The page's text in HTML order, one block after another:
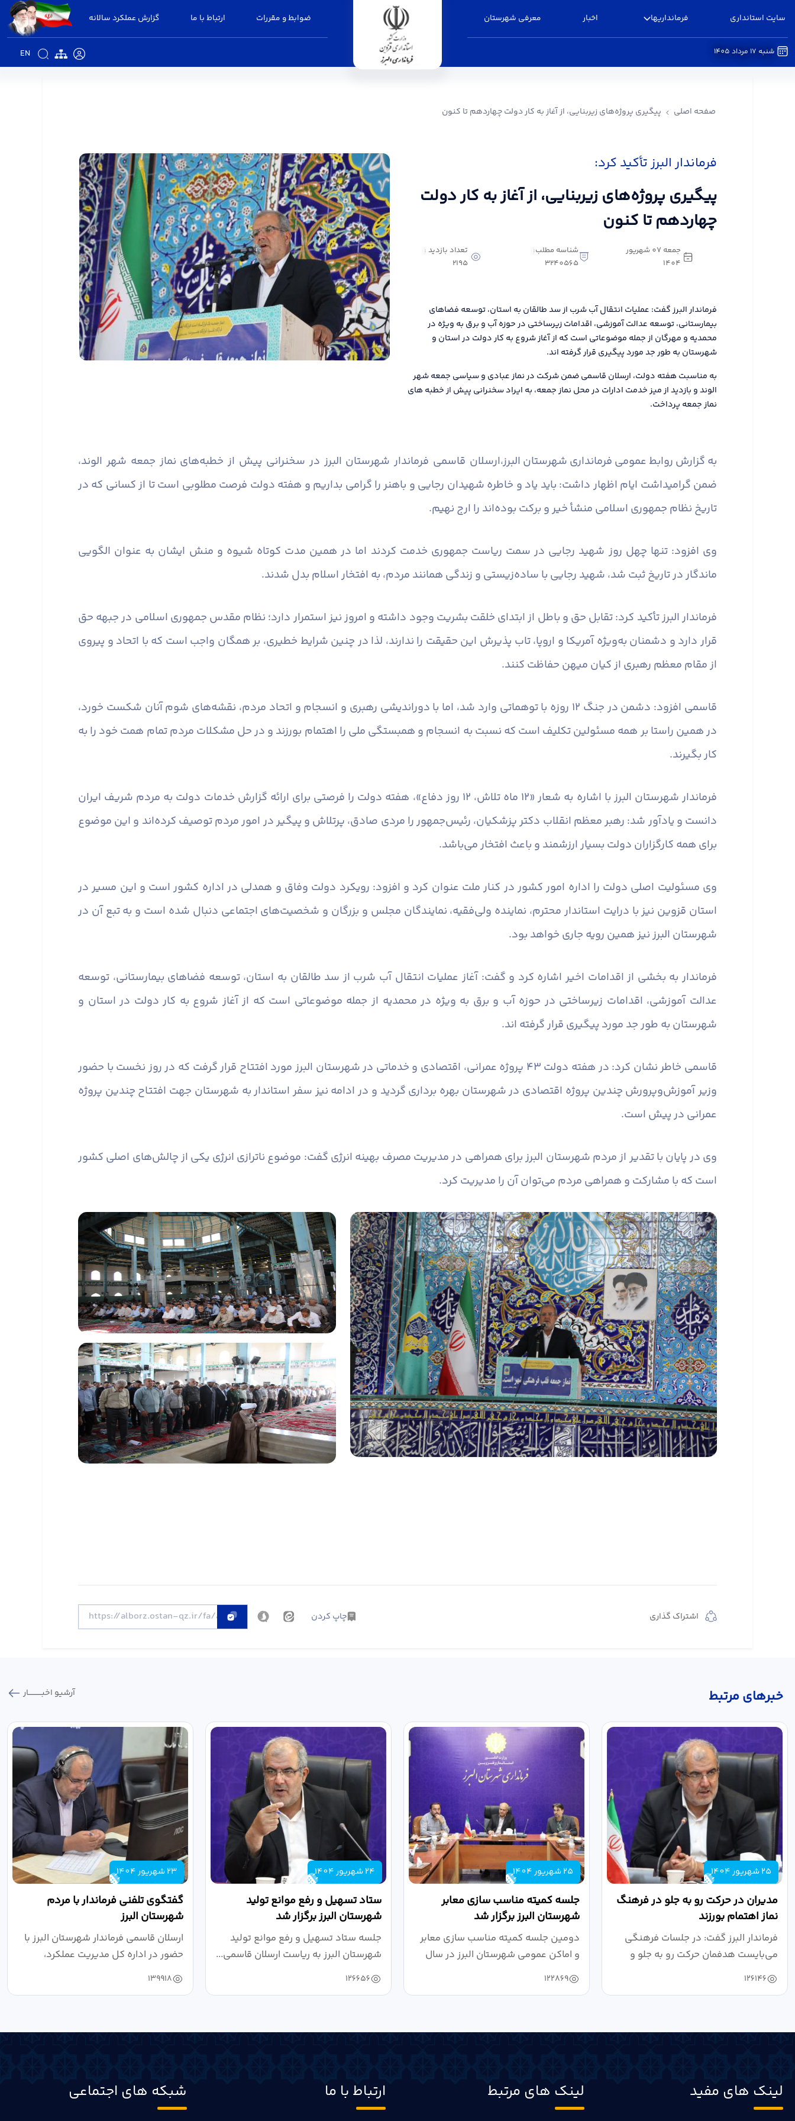
سایت استانداری فرمانداریها اخبار معرفی شهرستان ضوابط و مقررات ارتباط با ما گزارش عملکرد سالانه
EN شنبه 17 مرداد 1405
صفحه اصلی پیگیری پروژه‌های زیربنایی، از آغاز به کار دولت چهاردهم تا کنون
فرماندار البرز تأکید کرد:
پیگیری پروژه‌های زیربنایی، از آغاز به کار دولت
چهاردهم تا کنون
جمعه 07 شهریور
1404
شناسه مطلب:
3240565
تعداد بازدید :
2195
فرماندار البرز گفت: عملیات انتقال آب شرب از سد طالقان به استان، توسعه فضاهای
بیمارستانی، توسعه عدالت آموزشی، اقدامات زیرساختی در حوزه آب و برق به ویژه در
محمدیه و مهرگان از جمله موضوعاتی است که از آغاز شروع به کار دولت در استان و
شهرستان به طور جد مورد پیگیری قرار گرفته اند.
به مناسبت هفته دولت، ارسلان قاسمی ضمن شرکت در نماز عبادی و سیاسی جمعه شهر
الوند و بازدید از میز خدمت ادارات در محل نماز جمعه، به ایراد سخنرانی پیش از خطبه های
نماز جمعه پرداخت.
به گزارش روابط عمومی فرمانداری شهرستان البرز،ارسلان قاسمی فرماندار شهرستان البرز در سخنرانی پیش از خطبه‌های نماز جمعه شهر الوند،
ضمن گرامیداشت ایام اظهار داشت: باید یاد و خاطره شهیدان رجایی و باهنر را گرامی بداریم و هفته دولت فرصت مطلوبی است تا از کسانی که در
تاریخ نظام جمهوری اسلامی منشأ خیر و برکت بوده‌اند را ارج نهیم.
وی افزود: تنها چهل روز شهید رجایی در سمت ریاست جمهوری خدمت کردند اما در همین مدت کوتاه شیوه و منش ایشان به‌ عنوان الگویی
ماندگار در تاریخ ثبت شد، شهید رجایی با ساده‌زیستی و زندگی همانند مردم، به افتخار اسلام بدل شدند.
فرماندار البرز تأکید کرد: تقابل حق و باطل از ابتدای خلقت بشریت وجود داشته و امروز نیز استمرار دارد؛ نظام مقدس جمهوری اسلامی در جبهه حق
قرار دارد و دشمنان به‌ویژه آمریکا و اروپا، تاب پذیرش این حقیقت را ندارند، لذا در چنین شرایط خطیری، بر همگان واجب است که با اتحاد و پیروی
از مقام معظم رهبری از کیان میهن حفاظت کنند.
قاسمی افزود: دشمن در جنگ ۱۲ روزه با توهماتی وارد شد، اما با دوراندیشی رهبری و انسجام و اتحاد مردم، نقشه‌های شوم آنان شکست خورد،
در همین راستا بر همه مسئولین تکلیف است که نسبت به انسجام و همبستگی ملی را اهتمام بورزند و در حل مشکلات مردم تمام همت خود را به
کار بگیرند.
فرماندار شهرستان البرز با اشاره به شعار «۱۲ ماه تلاش، ۱۲ روز دفاع»، هفته دولت را فرصتی برای ارائه گزارش خدمات دولت به مردم شریف ایران
دانست و یادآور شد: رهبر معظم انقلاب دکتر پزشکیان، رئیس‌جمهور را مردی صادق، پرتلاش و پیگیر در امور مردم توصیف کرده‌اند و این موضوع
برای همه کارگزاران دولت بسیار ارزشمند و باعث افتخار می‌باشد.
وی مسئولیت اصلی دولت را اداره امور کشور در کنار ملت عنوان کرد و افزود: رویکرد دولت وفاق و همدلی در اداره کشور است و این مسیر در
استان قزوین نیز با درایت استاندار محترم، نماینده ولی‌فقیه، نمایندگان مجلس و بزرگان و شخصیت‌های اجتماعی دنبال شده است و به تبع آن در
شهرستان البرز نیز همین رویه جاری خواهد بود.
فرماندار به بخشی از اقدامات اخیر اشاره کرد و گفت: آغاز عملیات انتقال آب شرب از سد طالقان به استان، توسعه فضاهای بیمارستانی، توسعه
عدالت آموزشی، اقدامات زیرساختی در حوزه آب و برق به ویژه در محمدیه از جمله موضوعاتی است که از آغاز شروع به کار دولت در استان و
شهرستان به طور جد مورد پیگیری قرار گرفته اند.
قاسمی خاطر نشان کرد: در هفته دولت ۴۳ پروژه عمرانی، اقتصادی و خدماتی در شهرستان البرز مورد افتتاح قرار گرفت که در روز نخست با حضور
وزیر آموزش‌وپرورش چندین پروژه اقتصادی در شهرستان بهره برداری گردید و در ادامه نیز سفر استاندار به شهرستان جهت افتتاح چندین پروژه
عمرانی در پیش است.
وی در پایان با تقدیر از مردم شهرستان البرز برای همراهی در مدیریت مصرف بهینه انرژی گفت: موضوع ناترازی انرژی یکی از چالش‌های اصلی کشور
است که با مشارکت و همراهی مردم می‌توان آن را مدیریت کرد.
اشتراک گذاری چاپ کردن
خبر‌های مرتبط آرشیو اخبـــــــــــار
25 شهریور 1404
مدیران در حرکت رو به جلو در فرهنگ
نماز اهتمام بورزند
فرماندار البرز گفت: در جلسات فرهنگی
می‌بایست هدفمان حرکت رو به جلو و
دستیابی...
126146
25 شهریور 1404
جلسه کمیته مناسب سازی معابر
شهرستان البرز برگزار شد
دومین جلسه کمیته مناسب سازی معابر
و اماکن عمومی شهرستان البرز در سال
۱۴۰۴ به...
122869
24 شهریور 1404
ستاد تسهیل و رفع موانع تولید
شهرستان البرز برگزار شد
جلسه ستاد تسهیل و رفع موانع تولید
شهرستان البرز به ریاست ارسلان قاسمی...
126656
23 شهریور 1404
گفتگوی تلفنی فرماندار با مردم
شهرستان البرز
ارسلان قاسمی فرماندار شهرستان البرز با
حضور در اداره کل مدیریت عملکرد،
بازرسی...
139918
لینک های مفید لینک های مرتبط ارتباط با ما شبکه های اجتماعی